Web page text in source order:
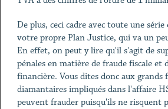
De plus, ceci cadre avec toute une
votre propre Plan Justice, qui va un
En effet, on peut y lire qu'il s'agit de
pénales en matière de fraude fiscale et
financière. Vous dites donc aux grands
diamantaires impliqués dans l'affaire
peuvent frauder puisqu'ils ne risquent